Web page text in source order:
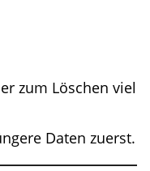
zum Löschen viel
Daten zuerst.